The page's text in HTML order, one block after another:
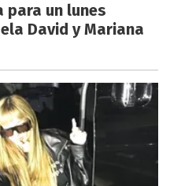
para un lunes
David y Mariana